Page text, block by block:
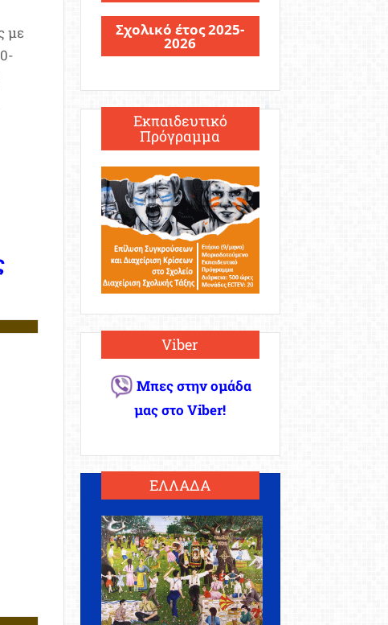
με
Σχολικό έτος 2025-
2026
Εκπαιδευτικό
Πρόγραμμα
Viber
Μπες στην ομάδα
μας στο Viber!
ΕΛΛΑΔΑ